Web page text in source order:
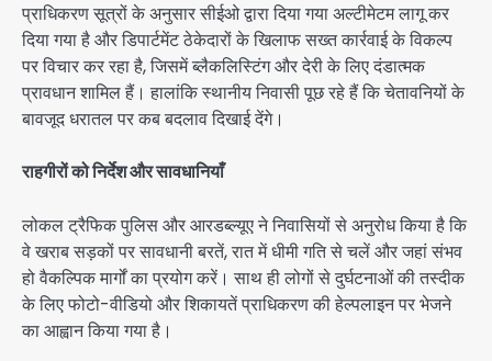
प्राधिकरण सूत्रों के अनुसार सीईओ द्वारा दिया गया अल्टीमेटम लागू कर
दिया गया है और डिपार्टमेंट ठेकेदारों के खिलाफ सख्त कार्रवाई के विकल्प
पर विचार कर रहा है, जिसमें ब्लैकलिस्टिंग और देरी के लिए दंडात्मक
प्रावधान शामिल हैं। हालांकि स्थानीय निवासी पूछ रहे हैं कि चेतावनियों के
बावजूद धरातल पर कब बदलाव दिखाई देंगे।
राहगीरों को निर्देश और सावधानियाँ
लोकल ट्रैफिक पुलिस और आरडब्ल्यूए ने निवासियों से अनुरोध किया है कि
वे खराब सड़कों पर सावधानी बरतें, रात में धीमी गति से चलें और जहां संभव
हो वैकल्पिक मार्गों का प्रयोग करें। साथ ही लोगों से दुर्घटनाओं की तस्दीक
के लिए फोटो-वीडियो और शिकायतें प्राधिकरण की हेल्पलाइन पर भेजने
का आह्वान किया गया है।